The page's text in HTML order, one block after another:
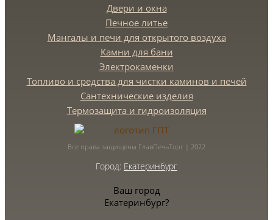
Двери и окна
Печное литье
Мангалы и печи для открытого воздуха
Камни для бани
Электрокаменки
Топливо и средства для чистки каминов и печей
Сантехнические изделия
Термозащита и гидроизоляция
Все права защищены ГлавПечьТорг | 2022
Город: Екатеринбург
Ваш город
Екатеринбург?